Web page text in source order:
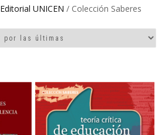
Editorial UNICEN / Colección Saberes